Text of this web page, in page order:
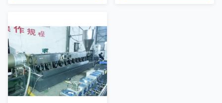
5. 우리의 QC 기준에 근거를
둔 모든 기계는 제조일 것입니
다. 고능률 단일 나사 압출기의
이점: ; 에너지 소비는 보다 적
게 30%인 그러나, 일반적인 단
일 나사 압출기를, 우리 매우
개량했습니다 거의 정상적인
단일 나사 압출기 보다는 두배